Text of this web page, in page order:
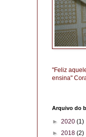
"Feliz
ensina"
Arquivo do
► 2020 (1)
► 2018 (2)